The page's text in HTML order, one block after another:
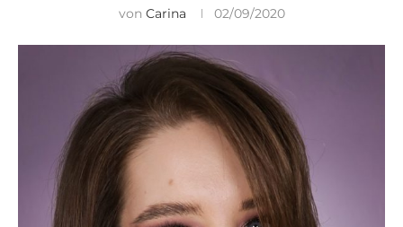
von Carina 02/09/2020